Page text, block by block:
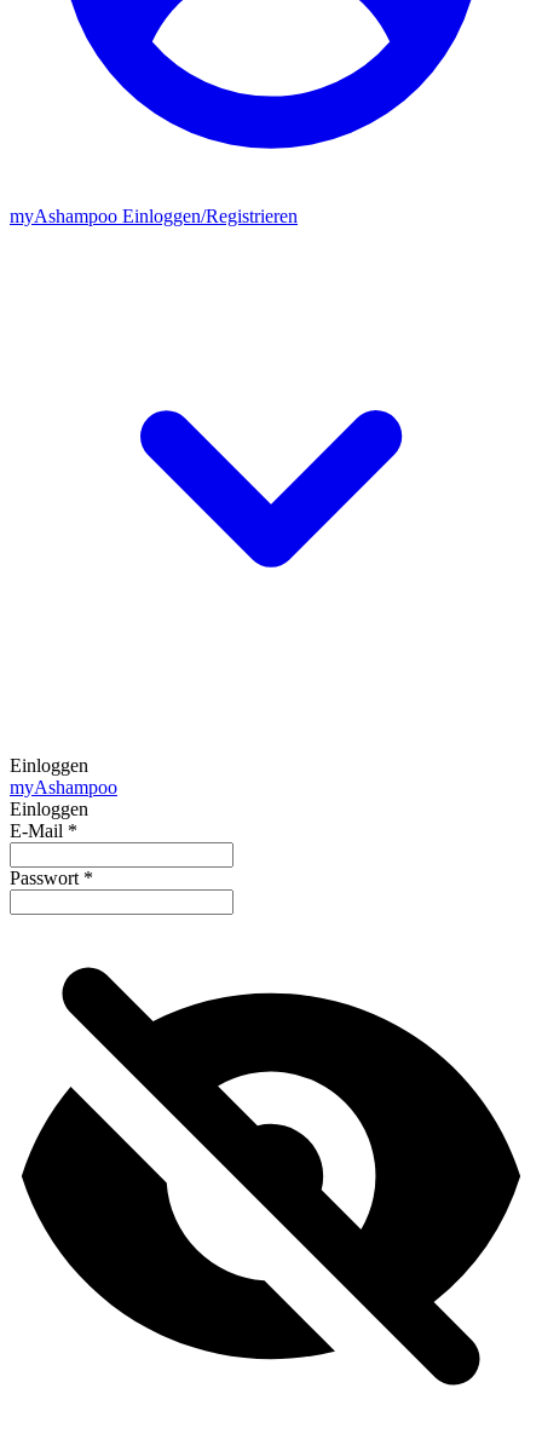
myAshampoo Einloggen/Registrieren
Einloggen
myAshampoo
Einloggen
E-Mail *
Passwort *